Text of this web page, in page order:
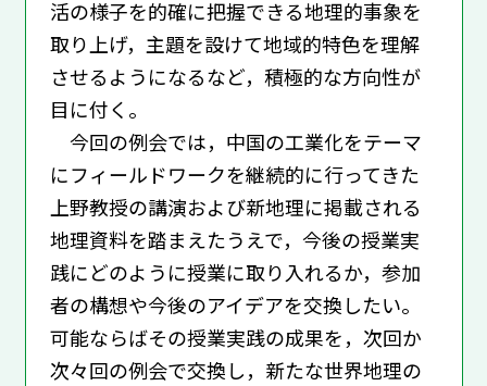
活の様子を的確に把握できる地理的事象を
取り上げ，主題を設けて地域的特色を理解
させるようになるなど，積極的な方向性が
目に付く。
今回の例会では，中国の工業化をテーマ
にフィールドワークを継続的に行ってきた
上野教授の講演および新地理に掲載される
地理資料を踏まえたうえで，今後の授業実
践にどのように授業に取り入れるか，参加
者の構想や今後のアイデアを交換したい。
可能ならばその授業実践の成果を，次回か
次々回の例会で交換し，新たな世界地理の